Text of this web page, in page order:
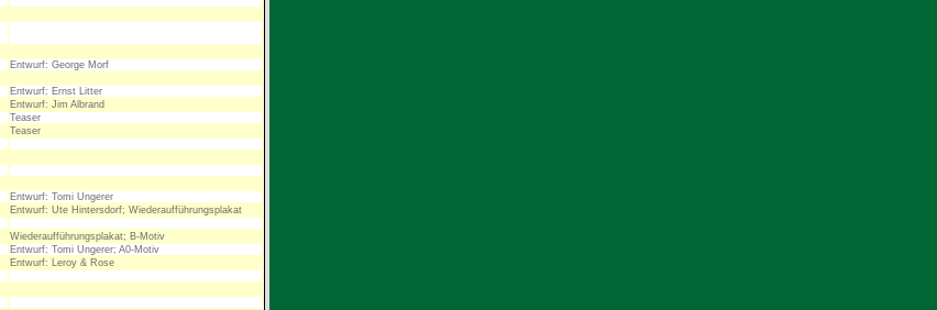
Entwurf: George Morf
Entwurf: Ernst Litter
Entwurf: Jim Albrand
Teaser
Teaser
Entwurf: Tomi Ungerer
Entwurf: Ute Hintersdorf; Wiederaufführungsplakat
Wiederaufführungsplakat; B-Motiv
Entwurf: Tomi Ungerer; A0-Motiv
Entwurf: Leroy & Rose